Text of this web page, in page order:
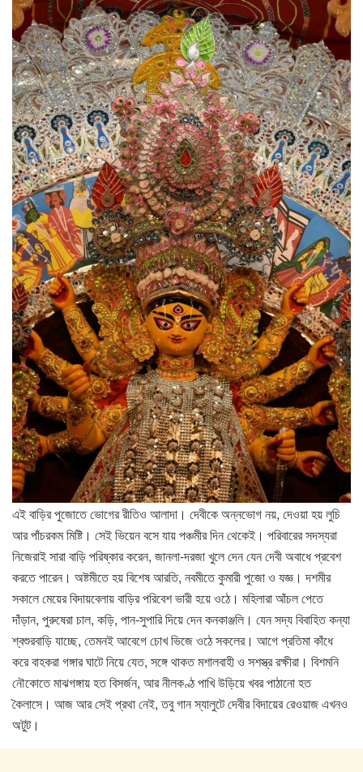
এই বাড়ির পুজোতে ভোগের রীতিও আলাদা। দেবীকে অন্নভোগ নয়, দেওয়া হয় লুচি
আর পাঁচরকম মিষ্টি। সেই ভিয়েন বসে যায় পঞ্চমীর দিন থেকেই। পরিবারের সদস্যরা
নিজেরাই সারা বাড়ি পরিষ্কার করেন, জানলা-দরজা খুলে দেন যেন দেবী অবাধে প্রবেশ
করতে পারেন। অষ্টমীতে হয় বিশেষ আরতি, নবমীতে কুমারী পুজো ও যজ্ঞ। দশমীর
সকালে মেয়ের বিদায়বেলায় বাড়ির পরিবেশ ভারী হয়ে ওঠে। মহিলারা আঁচল পেতে
দাঁড়ান, পুরুষেরা চাল, কড়ি, পান-সুপারি দিয়ে দেন কনকাঞ্জলি। যেন সদ্য বিবাহিত কন্যা
শ্বশুরবাড়ি যাচ্ছে, তেমনই আবেগে চোখ ভিজে ওঠে সকলের। আগে প্রতিমা কাঁধে
করে বাহকরা গঙ্গার ঘাটে নিয়ে যেত, সঙ্গে থাকত মশালবাহী ও সশস্ত্র রক্ষীরা। বিশমনি
নৌকোতে মাঝগঙ্গায় হত বিসর্জন, আর নীলকণ্ঠ পাখি উড়িয়ে খবর পাঠানো হত
কৈলাসে। আজ আর সেই প্রথা নেই, তবু গান স্যালুটে দেবীর বিদায়ের রেওয়াজ এখনও
অটুট।